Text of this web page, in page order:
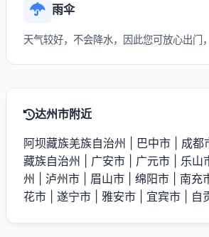
雨伞
天气较好，不会降水，因此您可放心出门
达州市附近
阿坝藏族羌族自治州 巴中市 成都
藏族自治州
广安市 广元市 乐山
州
泸州市 眉山市 绵阳市 南充
花市
遂宁市 雅安市 宜宾市 自